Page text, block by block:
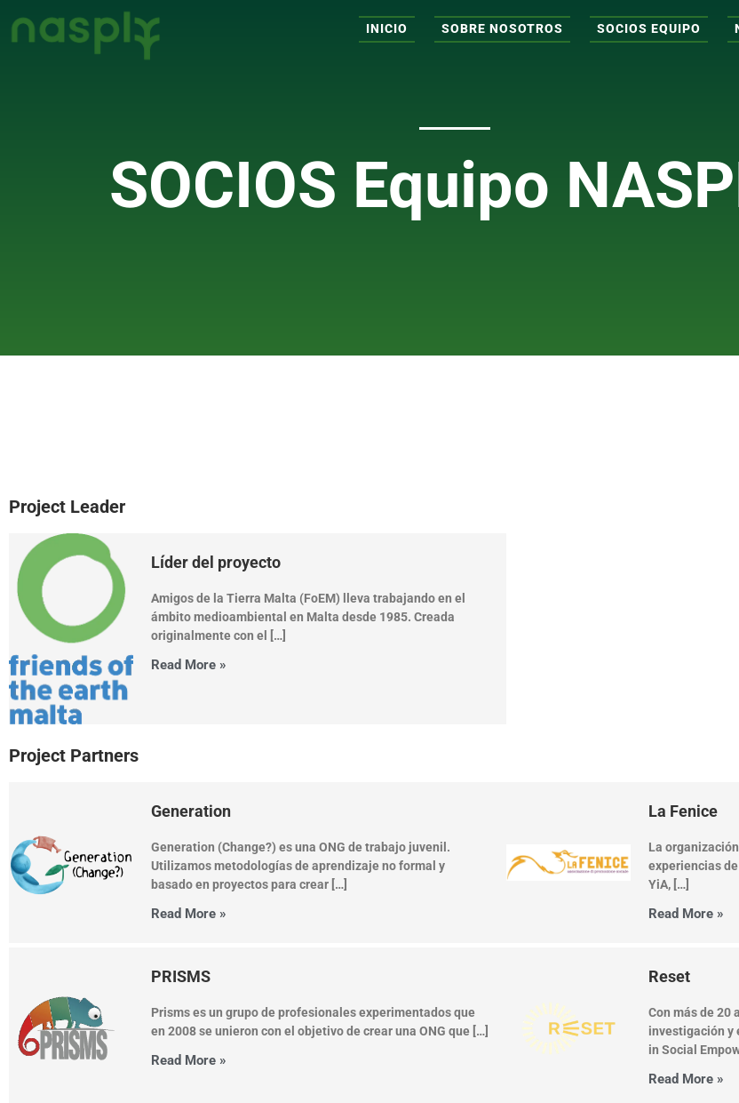
INICIO SOBRE NOSOTROS SOCIOS EQUIPO
SOCIOS Equipo
Project Leader
Líder del proyecto
Amigos de la Tierra Malta (FoEM) lleva trabajando en el
ámbito medioambiental en Malta desde 1985. Creada
originalmente con el […]
Read More »
Project Partners
Generation
Generation (Change?) es una ONG de trabajo juvenil.
Utilizamos metodologías de aprendizaje no formal y
basado en proyectos para crear […]
Read More »
La Fenice
La
experiencias
YiA, […]
Read More »
PRISMS
Prisms es un grupo de profesionales experimentados que
en 2008 se unieron con el objetivo de crear una ONG que […]
Read More »
Reset
Con más de 20
investigación y
in Social
Read More »